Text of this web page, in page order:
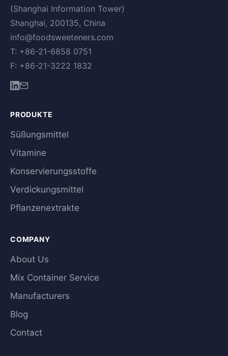
(Shanghai Information Tower)
Shanghai, 200135, China
info@foodsweeteners.com
T: +86-21-6858 0751
F: +86-21-3222 1832
PRODUKTE
Süßungsmittel
Vitamine
Konservierungsstoffe
Verdickungsmittel
Pflanzenextrakte
COMPANY
About Us
Mix Container Service
Manufacturers
Blog
Contact